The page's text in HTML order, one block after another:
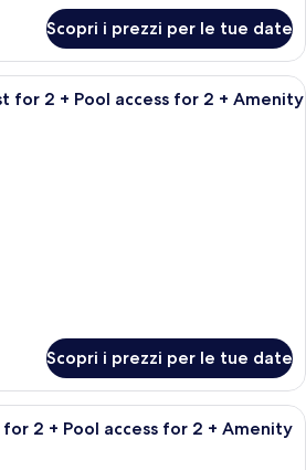
Scopri i prezzi per le tue date
Una moderna camera d'albergo
for 2 + Pool access for 2 + Amenity
Scopri i prezzi per le tue date
Un soggiorno moderno con divano,
2 + Pool access for 2 + Amenity